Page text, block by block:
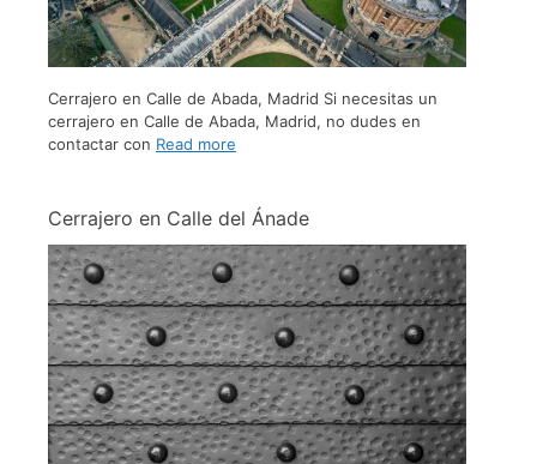
Cerrajero en Calle de Abada, Madrid Si necesitas un
cerrajero en Calle de Abada, Madrid, no dudes en
contactar con Read more
Cerrajero en Calle del Ánade